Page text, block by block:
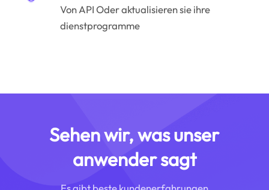
Von API Oder aktualisieren sie ihre
dienstprogramme
Sehen wir, was unser
anwender sagt